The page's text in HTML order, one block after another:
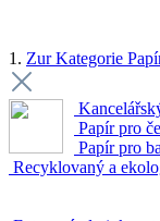
1. Zur Kategorie
Papír pro
Papír pro
Recyklovaný a